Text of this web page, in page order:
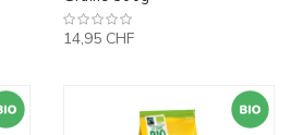
14,95 CHF